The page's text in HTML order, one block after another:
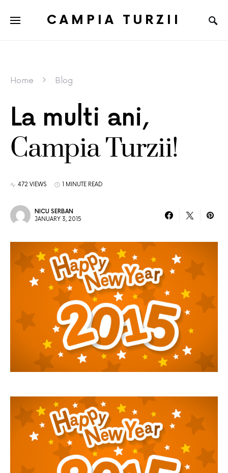
CAMPIA TURZII
Home Blog
La multi ani,
Campia Turzii!
472 VIEWS 1 MINUTE READ
NICU SERBAN
JANUARY 3, 2015